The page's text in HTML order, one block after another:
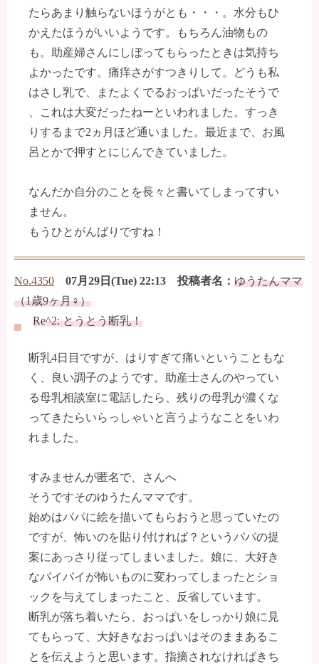
たらあまり触らないほうがとも・・・。水分もひ
かえたほうがいいようです。もちろん油物もの
も。助産婦さんにしぼってもらったときは気持ち
よかったです。痛痒さがすつきりして。どうも私
はさし乳で、またよくでるおっぱいだったそうで
、これは大変だったねーといわれました。すっき
りするまで2ヵ月ほど通いました。最近まで、お風
呂とかで押すとにじんできていました。
なんだか自分のことを長々と書いてしまってすい
ません。
もうひとがんばりですね！
No.4350 07月29日(Tue) 22:13 投稿者名： ゆうたんママ
（1歳9ヶ月♀）
Re^2: とうとう断乳！
断乳4日目ですが、はりすぎて痛いということもな
く、良い調子のようです。助産士さんのやってい
る母乳相談室に電話したら、残りの母乳が濃くな
ってきたらいらっしゃいと言うようなことをいわ
れました。
すみませんが匿名で、さんへ
そうですそのゆうたんママです。
始めはパパに絵を描いてもらおうと思っていたの
ですが、怖いのを貼り付ければ？というパパの提
案にあっさり従ってしまいました。娘に、大好き
なパイパイが怖いものに変わってしまったとショ
ックを与えてしまったこと、反省しています。
断乳が落ち着いたら、おっぱいをしっかり娘に見
てもらって、大好きなおっぱいはそのままあるこ
とを伝えようと思います。指摘されなければきち